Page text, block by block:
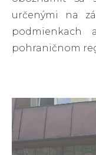
určenými na
podmienkach
pohraničnom